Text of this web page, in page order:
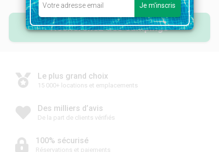
Recherchez des campings
Le plus grand choix
15 000+ locations et emplacements
Des milliers d’avis
De la part de clients vérifiés
100% sécurisé
Réservations et paiements
Je m'inscris